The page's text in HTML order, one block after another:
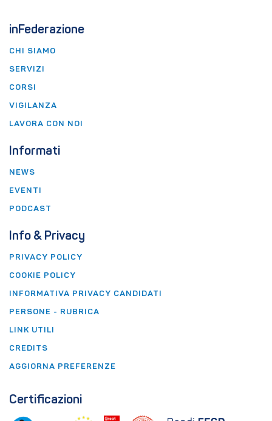
inFederazione
CHI SIAMO
SERVIZI
CORSI
VIGILANZA
LAVORA CON NOI
Informati
NEWS
EVENTI
PODCAST
Info & Privacy
PRIVACY POLICY
COOKIE POLICY
INFORMATIVA PRIVACY CANDIDATI
PERSONE - RUBRICA
LINK UTILI
CREDITS
AGGIORNA PREFERENZE
Certificazioni